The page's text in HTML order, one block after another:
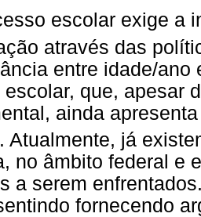
escolar exige a
através das
entre idade/ano
escolar, que, apesar
ainda
. Atualmente, já
no âmbito federal e
a serem
fornecendo